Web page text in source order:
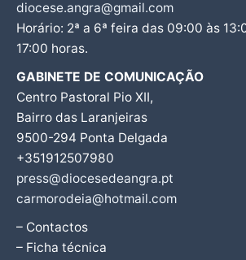
diocese.angra@gmail.com
Horário: 2ª a 6ª feira das 09:00 às
17:00 horas.
GABINETE DE COMUNICAÇÃO
Centro Pastoral Pio XII,
Bairro das Laranjeiras
9500-294 Ponta Delgada
+351912507980
press@diocesedeangra.pt
carmorodeia@hotmail.com
– Contactos
– Ficha técnica